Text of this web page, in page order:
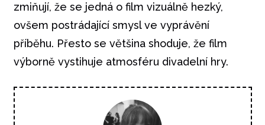
zmiňují, že se jedná o film vizuálně hezký,
ovšem postrádající smysl ve vyprávění
příběhu. Přesto se většina shoduje, že film
výborně vystihuje atmosféru divadelní hry.